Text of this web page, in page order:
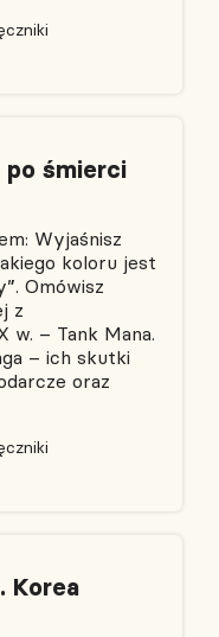
po śmierci
Wyjaśnisz
koloru jest
Omówisz
z
w. – Tank Mana.
– ich skutki
oraz
Korea